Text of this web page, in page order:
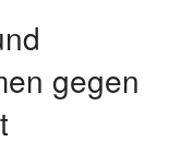
gegen